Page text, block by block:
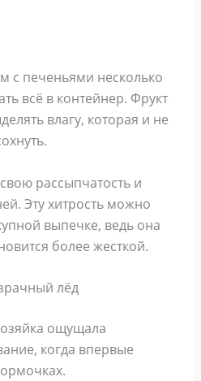
с печеньями несколько
всё в контейнер. Фрукт
влагу, которая и не
рассыпчатость и
Эту хитрость можно
выпечке, ведь она
более жесткой.
лёд
ощущала
когда впервые